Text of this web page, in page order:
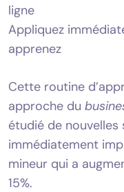
ligne
Appliquez
apprenez
Cette routine
approche du
étudié de nouvelles
immédiatement
mineur qui a
15%.